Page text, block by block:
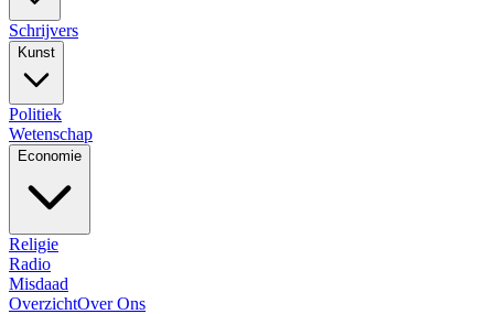
Schrijvers
Kunst
Politiek
Wetenschap
Economie
Religie
Radio
Misdaad
OverzichtOver Ons